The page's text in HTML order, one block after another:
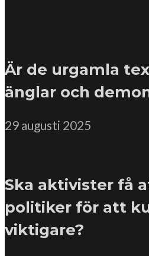
Är de urgamla
änglar och
29 augusti 2025
Ska aktivister få
politiker för att
viktigare?